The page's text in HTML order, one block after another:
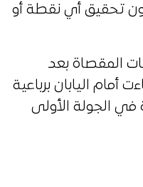
تحقيق أي نقطة أو
المقصاة بعد
أمام اليابان برباعية
في الجولة الأولى